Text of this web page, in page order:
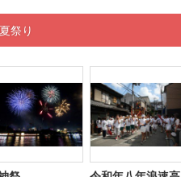
祭り